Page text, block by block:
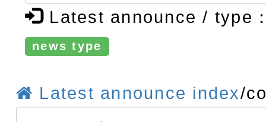
牽手，綠能透明齊步走」
轉知：「115學年度全國
賽實施要點」及修正內容
轉知：桃園市115年度『
【甄選結果(第11招)】公
度第1學期第7次代理教師
Latest announce / type
news type
Latest announce index/